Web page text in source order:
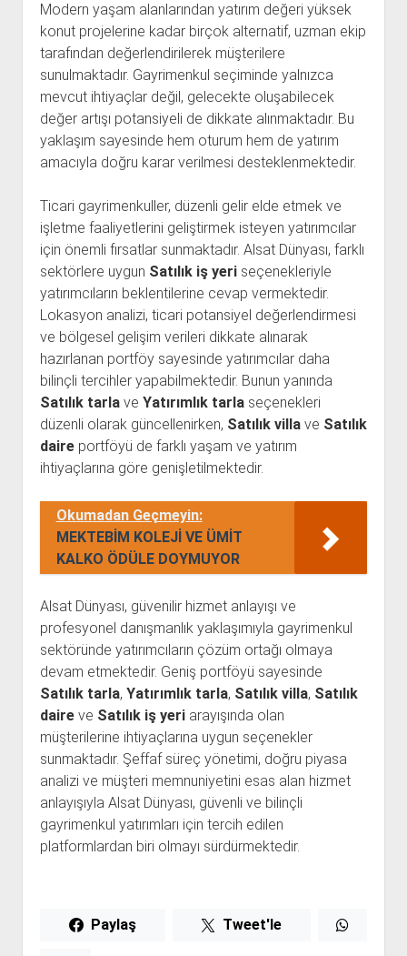
Modern yaşam alanlarından yatırım değeri yüksek
konut projelerine kadar birçok alternatif, uzman ekip
tarafından değerlendirilerek müşterilere
sunulmaktadır. Gayrimenkul seçiminde yalnızca
mevcut ihtiyaçlar değil, gelecekte oluşabilecek
değer artışı potansiyeli de dikkate alınmaktadır. Bu
yaklaşım sayesinde hem oturum hem de yatırım
amacıyla doğru karar verilmesi desteklenmektedir.
Ticari gayrimenkuller, düzenli gelir elde etmek ve
işletme faaliyetlerini geliştirmek isteyen yatırımcılar
için önemli fırsatlar sunmaktadır. Alsat Dünyası, farklı
sektörlere uygun Satılık iş yeriseçenekleriyle
yatırımcıların beklentilerine cevap vermektedir.
Lokasyon analizi, ticari potansiyel değerlendirmesi
ve bölgesel gelişim verileri dikkate alınarak
hazırlanan portföy sayesinde yatırımcılar daha
bilinçli tercihler yapabilmektedir. Bunun yanında
Satılık tarlave Yatırımlık tarlaseçenekleri
düzenli olarak güncellenirken, Satılık villave Satılık
daireportföyü de farklı yaşam ve yatırım
ihtiyaçlarına göre genişletilmektedir.
Okumadan Geçmeyin:
MEKTEBİM KOLEJİ VE ÜMİT
KALKO ÖDÜLE DOYMUYOR
Alsat Dünyası, güvenilir hizmet anlayışı ve
profesyonel danışmanlık yaklaşımıyla gayrimenkul
sektöründe yatırımcıların çözüm ortağı olmaya
devam etmektedir. Geniş portföyü sayesinde
Satılık tarla, Yatırımlık tarla, Satılık villa, Satılık
daireve Satılık iş yeriarayışında olan
müşterilerine ihtiyaçlarına uygun seçenekler
sunmaktadır. Şeffaf süreç yönetimi, doğru piyasa
analizi ve müşteri memnuniyetini esas alan hizmet
anlayışıyla Alsat Dünyası, güvenli ve bilinçli
gayrimenkul yatırımları için tercih edilen
platformlardan biri olmayı sürdürmektedir.
Paylaş Tweet'le